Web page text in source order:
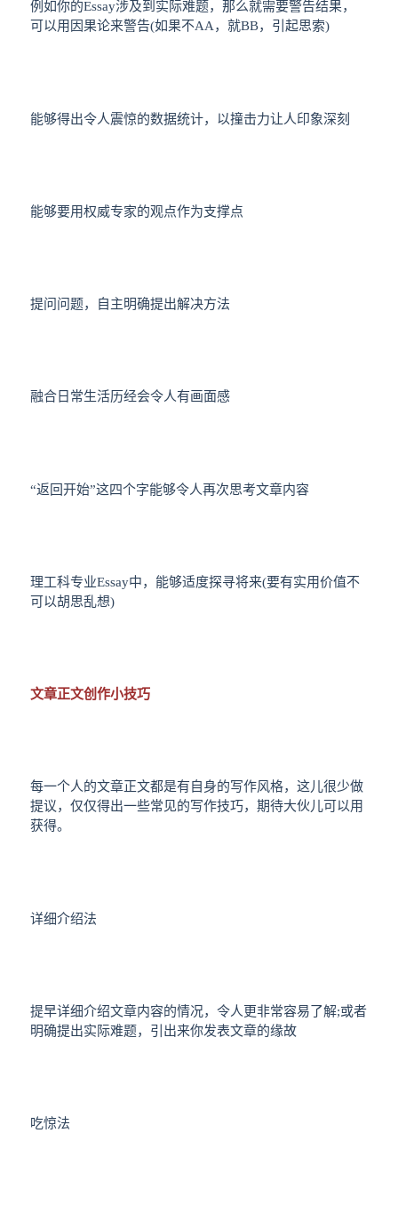
例如你的Essay涉及到实际难题，那么就需要警告结果，
可以用因果论来警告(如果不AA，就BB，引起思索)
能够得出令人震惊的数据统计，以撞击力让人印象深刻
能够要用权威专家的观点作为支撑点
提问问题，自主明确提出解决方法
融合日常生活历经会令人有画面感
“返回开始”这四个字能够令人再次思考文章内容
理工科专业Essay中，能够适度探寻将来(要有实用价值不
可以胡思乱想)
文章正文创作小技巧
每一个人的文章正文都是有自身的写作风格，这儿很少做
提议，仅仅得出一些常见的写作技巧，期待大伙儿可以用
获得。
详细介绍法
提早详细介绍文章内容的情况，令人更非常容易了解;或者
明确提出实际难题，引出来你发表文章的缘故
吃惊法